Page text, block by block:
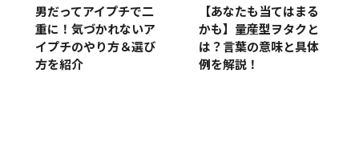
男だってアイプチで二
重に！気づかれないア
イプチのやり方＆選び
方を紹介
【あなたも当てはまる
かも】量産型ヲタクと
は？言葉の意味と具体
例を解説！